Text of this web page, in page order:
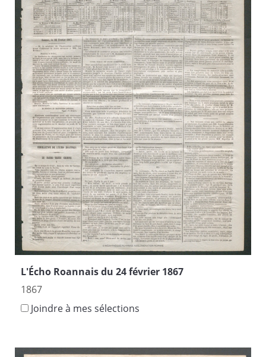
L'Écho Roannais du 24 février 1867
1867
Joindre à mes sélections